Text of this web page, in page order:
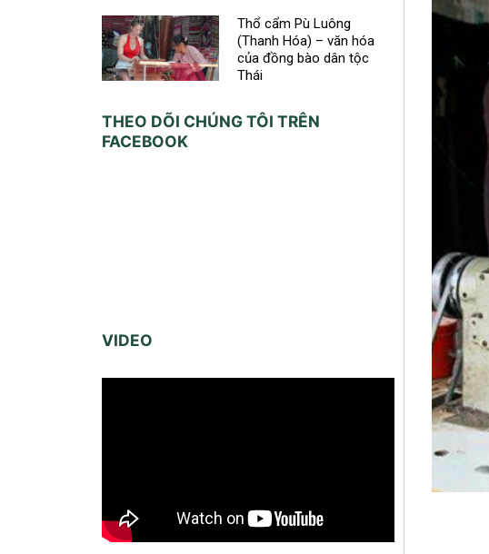
Thổ cẩm Pù Luông
(Thanh Hóa) – văn hóa
của đồng bào dân tộc
Thái
THEO DÕI CHÚNG TÔI TRÊN
FACEBOOK
VIDEO